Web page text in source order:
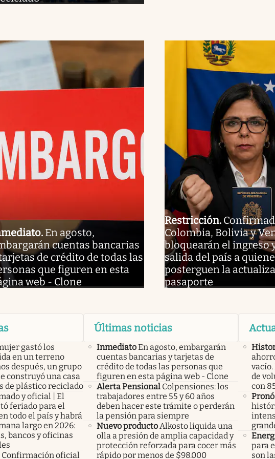
. En agosto,
cuentas bancarias
de crédito de todas las
que figuren en esta
web - Clone
Restricción.
Colombia, Bolivia y
bloquearán el ingreso
salida del país a
posterguen la
pasaporte
gastó los
en un terreno
después, un grupo
construyó una casa
de plástico reciclado
y oficial | El
feriado para el
todo el país y habrá
largo en 2026:
bancos y oficinas
Confirmación oficial
Últimas noticias
InmediatoEn agosto, embargarán
cuentas bancarias y tarjetas de
crédito de todas las personas que
figuren en esta página web - Clone
Alerta Pensional Colpensiones: los
trabajadores entre 55 y 60 años
deben hacer este trámite o perderán
la pensión para siempre
Nuevo productoAlkosto liquida una
olla a presión de amplia capacidad y
protección reforzada para cocer más
rápido por menos de $98.000
de
con
para
son